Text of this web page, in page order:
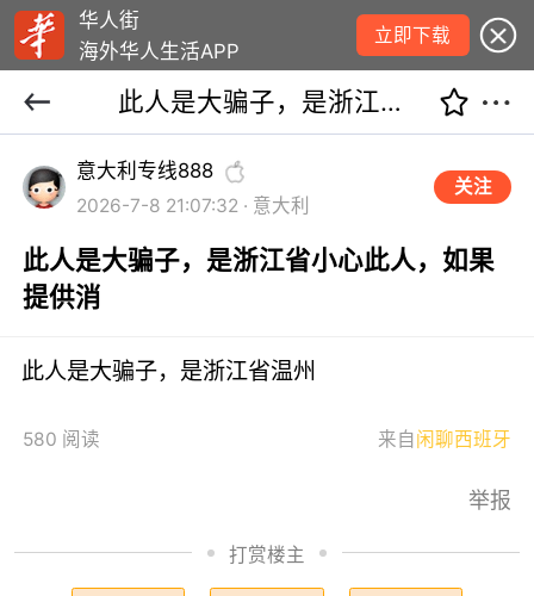
华人街
海外华人生活APP
立即下载
此人是大骗子，是浙江省小心此人，如果提供消
意大利专线888
2026-7-8 21:07:32 · 意大利
关注
此人是大骗子，是浙江省小心此人，如果
提供消
此人是大骗子，是浙江省温州
580 阅读 来自 闲聊西班牙
举报
打赏楼主